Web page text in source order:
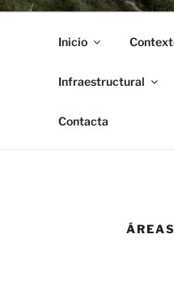
Inicio
Infraestructural
Contacta